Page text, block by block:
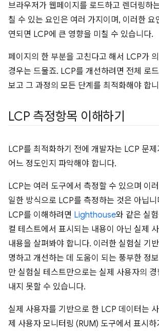
브라우저가 웹페이지를 로드하고 렌더링하
칠 수 있는 요인은 여러 가지이며, 이러한 요
연되면 LCP에 큰 영향을 미칠 수 있습니다.
페이지의 한 부분을 고친다고 해서 LCP가
경우는 드물죠. LCP를 개선하려면 전체 로
보고 그 과정의 모든 단계를 최적화해야 합
LCP 측정항목 이해하기
LCP를 최적화하기 전에 개발자는 LCP 문
어느 정도인지 파악해야 합니다.
LCP는 여러 도구에서 측정할 수 있으며 이
일한 방식으로 LCP를 측정하는 것은 아닙니
LCP를 이해하려면 Lighthouse와 같은 실
컬 테스트에서 표시되는 내용이 아닌 실제
내용을 살펴봐야 합니다. 이러한 실험실 기
명하고 개선하는 데 도움이 되는 풍부한 정
만 실험실 테스트만으로는 실제 사용자의
내지 못할 수 있습니다.
실제 사용자를 기반으로 한 LCP 데이터는
제 사용자 모니터링 (RUM) 도구에서 표시하